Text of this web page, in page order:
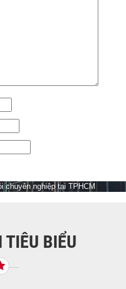
chuyên nghiệp tại TPHCM
TIÊU BIỂU